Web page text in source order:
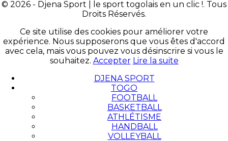
© 2026 - Djena Sport | le sport togolais en un clic !. Tous
Droits Réservés.
Ce site utilise des cookies pour améliorer votre
expérience. Nous supposerons que vous êtes d'accord
avec cela, mais vous pouvez vous désinscrire si vous le
souhaitez. Accepter Lire la suite
DJENA SPORT
TOGO
FOOTBALL
BASKETBALL
ATHLÉTISME
HANDBALL
VOLLEYBALL